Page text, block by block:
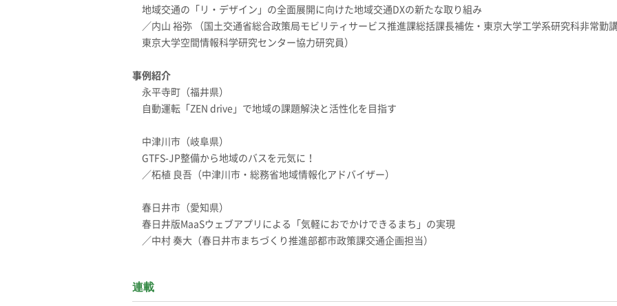
地域交通の「リ・デザイン」の全面展開に向けた地域交通DXの新たな取り組み
／内山 裕弥 （国土交通省総合政策局モビリティサービス推進課総括課長補佐・東京大学工学系研究科非常勤
東京大学空間情報科学研究センター協力研究員）
事例紹介
永平寺町（福井県）
自動運転「ZEN drive」で地域の課題解決と活性化を目指す
中津川市（岐阜県）
GTFS-JP整備から地域のバスを元気に！
／柘植 良吾（中津川市・総務省地域情報化アドバイザー）
春日井市（愛知県）
春日井版MaaSウェブアプリによる「気軽におでかけできるまち」の実現
／中村 奏大（春日井市まちづくり推進部都市政策課交通企画担当）
連載